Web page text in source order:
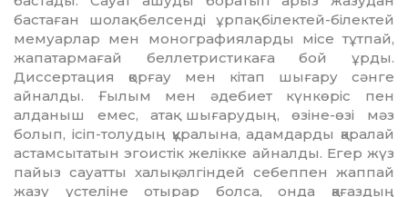
бастаған шолақ белсенді ұр­пақ білектей-білектей
мемуарлар мен монографияларды місе тұтпай,
жапатармағай беллетристикаға бой ұрды.
Диссертация қорғау мен кітап шығару сәнге
айналды. Ғылым мен әдебиет күнкөріс пен
алданыш емес, атақ шығарудың, өзіне-өзі мәз
болып, ісіп-толудың құралына, адам­дар­ды қаралай
астамсытатын эгоис­тік желікке айналды. Егер жүз
пайыз сауатты халық әлгіндей себеппен жап­пай
жазу үстеліне отырар болса, он­да қағаздың